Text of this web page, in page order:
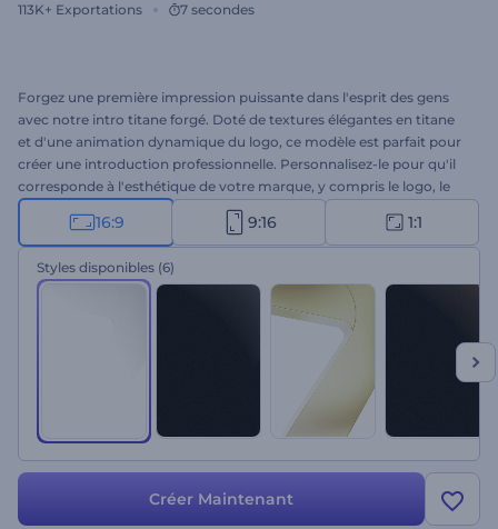
113K+ Exportations 7 secondes
Forgez une première impression puissante dans l'esprit des gens
avec notre intro titane forgé. Doté de textures élégantes en titane
et d'une animation dynamique du logo, ce modèle est parfait pour
créer une introduction professionnelle. Personnalisez-le pour qu'il
corresponde à l'esthétique de votre marque, y compris le logo, le
texte et la musique de fond. Parfait pour les lancements de
produits, les présentations de services, les vidéos promotionnelles,
les intros ou outros de chaînes, etc. Créez dès maintenant et
captivez vos spectateurs comme jamais auparavant !
16:9 9:16 1:1
Styles disponibles (6)
Créer Maintenant